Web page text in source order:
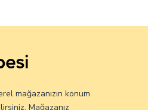
mağazanızın konum
Mağazanız